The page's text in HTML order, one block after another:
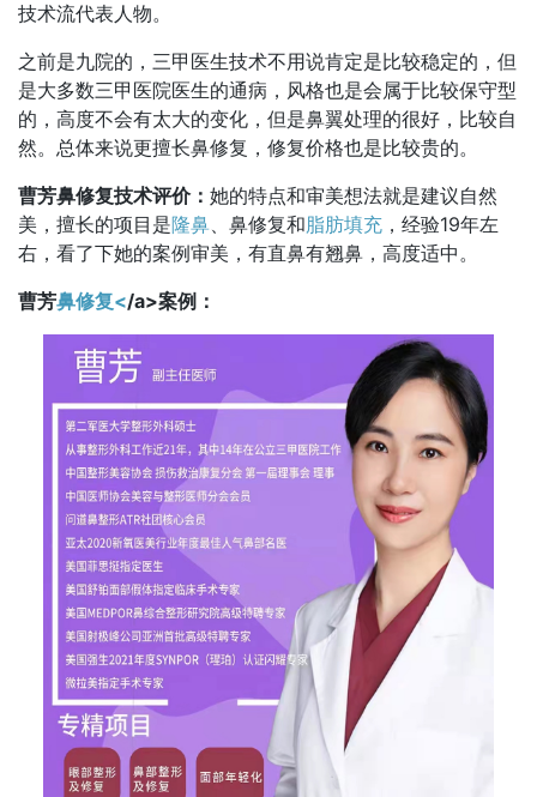
技术流代表人物。
之前是九院的，三甲医生技术不用说肯定是比较稳定的，但
是大多数三甲医院医生的通病，风格也是会属于比较保守型
的，高度不会有太大的变化，但是鼻翼处理的很好，比较自
然。总体来说更擅长鼻修复，修复价格也是比较贵的。
曹芳鼻修复技术评价： 她的特点和审美想法就是建议自然
美，擅长的项目是隆鼻、鼻修复和脂肪填充 ，经验19年左
右，看了下她的案例审美，有直鼻有翘鼻，高度适中。
曹芳鼻修复</a>案例：